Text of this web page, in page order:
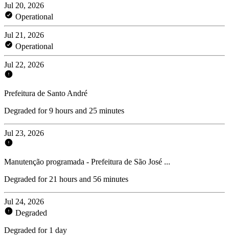
Jul 20, 2026
Operational
Jul 21, 2026
Operational
Jul 22, 2026
Prefeitura de Santo André
Degraded for 9 hours and 25 minutes
Jul 23, 2026
Manutenção programada - Prefeitura de São José ...
Degraded for 21 hours and 56 minutes
Jul 24, 2026
Degraded
Degraded for 1 day